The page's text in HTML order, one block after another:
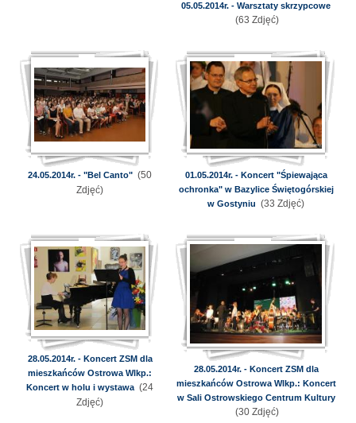
05.05.2014r. - Warsztaty skrzypcowe
(63 Zdjęć)
24.05.2014r. - "Bel Canto" (50
Zdjęć)
01.05.2014r. - Koncert "Śpiewająca
ochronka" w Bazylice Świętogórskiej
w Gostyniu (33 Zdjęć)
28.05.2014r. - Koncert ZSM dla
mieszkańców Ostrowa Wlkp.:
Koncert w holu i wystawa (24
Zdjęć)
28.05.2014r. - Koncert ZSM dla
mieszkańców Ostrowa Wlkp.: Koncert
w Sali Ostrowskiego Centrum Kultury
(30 Zdjęć)